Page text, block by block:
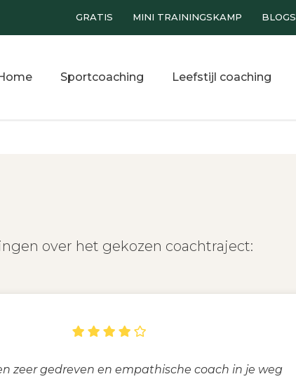
GRATIS MINI TRAININGSKAMP BLOGS
Sportcoaching Leefstijl coaching
over het gekozen coachtraject:
zeer gedreven en empathische coach in je weg